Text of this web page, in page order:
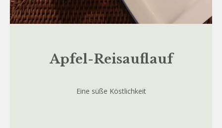
Apfel-Reisauflauf
Eine süße Köstlichkeit